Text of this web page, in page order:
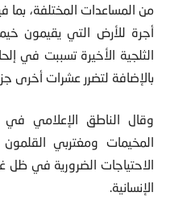
من المساعدات المختلفة،
أجرة للأرض التي يقيمون
بالإضافة لتضرر عشرات أخرى
وقال الناطق الإعلامي
المخيمات ومغتربي
الاحتياجات الضرورية في ظل
الإنسانية.